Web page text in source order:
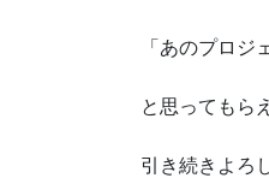
「あのプロジ
と思ってもら
引き続きよろ